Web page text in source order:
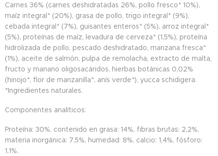
Carnes 36% (carnes deshidratadas 26%, pollo fresco* 10%),
maíz integral* (20%), grasa de pollo, trigo integral* (9%),
cebada integral* (7%), guisantes enteros* (5%), arroz integral*
(5%), proteínas de maíz, levadura de cerveza* (1,5%), proteína
hidrolizada de pollo, pescado deshidratado, manzana fresca*
(1%), aceite de salmón, pulpa de remolacha, extracto de malta,
fructo y manano oligosacáridos, hierbas botánicas 0,02%
(hinojo*, flor de manzanilla*, anís verde*), yucca schidigera.
*Ingredientes naturales.
Componentes analíticos:
Proteína: 30%, contenido en grasa: 14%, fibras brutas: 2,2%,
materia inorgánica: 7,5%, humedad: 8%, calcio: 1,4%, fósforo:
1,1%.